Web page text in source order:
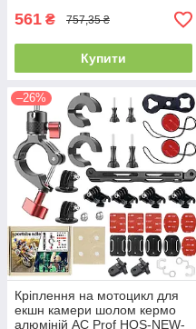
561 ₴ 757,35 ₴
Купити
–26%
Кріплення на мотоцикл для
екшн камери шолом кермо
алюміній AC Prof HQS-NEW-